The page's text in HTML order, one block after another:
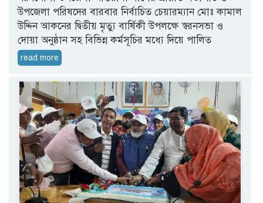
উপজেলা পরিষদের বারবার নির্বাচিত চেয়ারম্যান মোঃ কামাল
উদ্দিন আকনের দ্বিতীয় মৃত্যু বার্ষিকী উপলক্ষে স্বরনসভা ও
দোয়া অনুষ্ঠান সহ বিভিন্ন কর্মসূচির মধ্যে দিয়ে পালিত
read more